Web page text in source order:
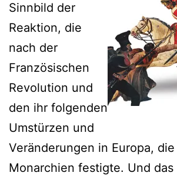
Sinnbild der
Reaktion, die
nach der
Französischen
Revolution und
den ihr folgenden
Umstürzen und
Veränderungen in Europa,
Monarchien festigte. Und das